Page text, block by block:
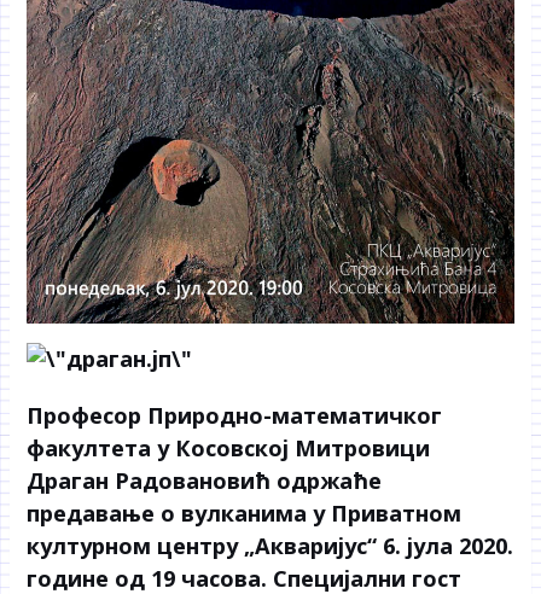
Професор Природно-математичког
факултета у Косовској Митровици
Драган Радовановић одржаће
предавање о вулканима у Приватном
културном центру „Акваријус“ 6. јула 2020.
године од 19 часова. Специјални гост